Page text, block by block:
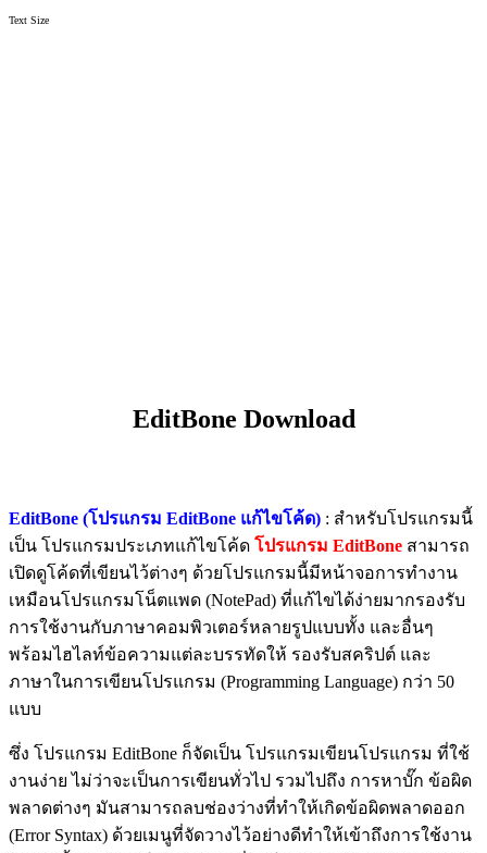
Text Size
EditBone Download
EditBone (โปรแกรม EditBone แก้ไขโค้ด) : สำหรับโปรแกรมนี้
เป็น โปรแกรมประเภทแก้ไขโค้ด โปรแกรม EditBone สามารถ
เปิดดูโค้ดที่เขียนไว้ต่างๆ ด้วยโปรแกรมนี้มีหน้าจอการทำงาน
เหมือนโปรแกรมโน็ตแพด (NotePad) ที่แก้ไขได้ง่ายมากรองรับ
การใช้งานกับภาษาคอมพิวเตอร์หลายรูปแบบทั้ง และอื่นๆ
พร้อมไฮไลท์ข้อความแต่ละบรรทัดให้ รองรับสคริปต์ และ
ภาษาในการเขียนโปรแกรม (Programming Language) กว่า 50
แบบ
ซึ่ง โปรแกรม EditBone ก็จัดเป็น โปรแกรมเขียนโปรแกรม ที่ใช้
งานง่าย ไม่ว่าจะเป็นการเขียนทั่วไป รวมไปถึง การหาบั๊ก ข้อผิด
พลาดต่างๆ มันสามารถลบช่องว่างที่ทำให้เกิดข้อผิดพลาดออก
(Error Syntax) ด้วยเมนูที่จัดวางไว้อย่างดีทำให้เข้าถึงการใช้งาน